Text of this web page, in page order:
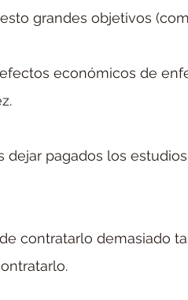
grandes objetivos
económicos de
dejar pagados los
contratarlo demasiado